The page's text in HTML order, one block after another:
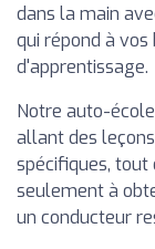
dans la main
qui répond à
d'apprentissage.
Notre auto-
allant des
spécifiques, tout
seulement à
un conducteur